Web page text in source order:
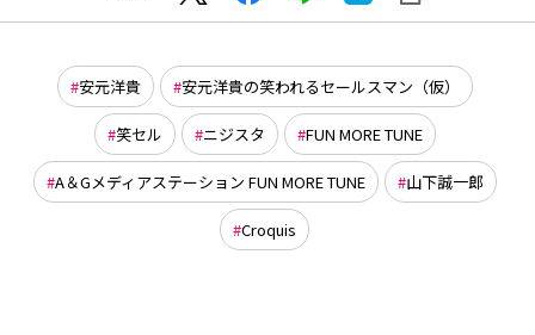
安元洋貴 安元洋貴の笑われるセールスマン（仮）
笑セル ニジスタ FUN MORE TUNE
A＆Gメディアステーション FUN MORE TUNE 山下誠一郎
Croquis